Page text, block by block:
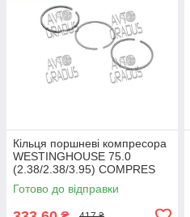
Кільця поршневі компресора
WESTINGHOUSE 75.0
(2.38/2.38/3.95) COMPRES
SCANIA, VOLVO (вир-во
Goetze) 08-990700-
Готово до відправки